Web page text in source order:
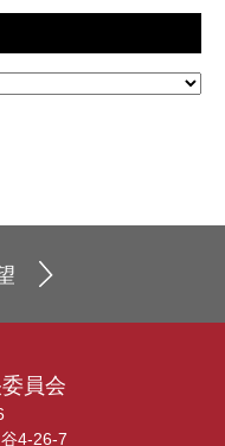
員会
4-26-7